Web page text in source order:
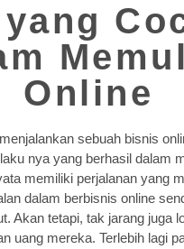
Online
sebuah bisnis
nya yang berhasil dalam
memiliki perjalanan yang
dalam berbisnis online
Akan tetapi, tak jarang juga
uang mereka. Terlebih lagi